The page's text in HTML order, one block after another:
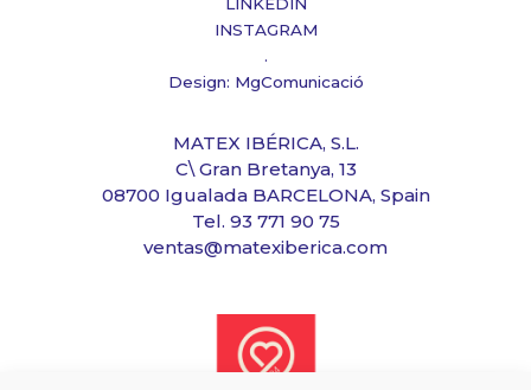
MATEX IBÉRICA, S.L.
C\ Gran Bretanya, 13
08700 Igualada BARCELONA, Spain
Tel. 93 771 90 75
ventas@matexiberica.com
INSTAGRAM
.
Design: MgComunicació